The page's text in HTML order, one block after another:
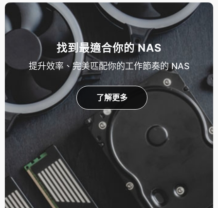
找到最適合你的 NAS
提升效率、完美匹配你的工作節奏的 NAS
了解更多